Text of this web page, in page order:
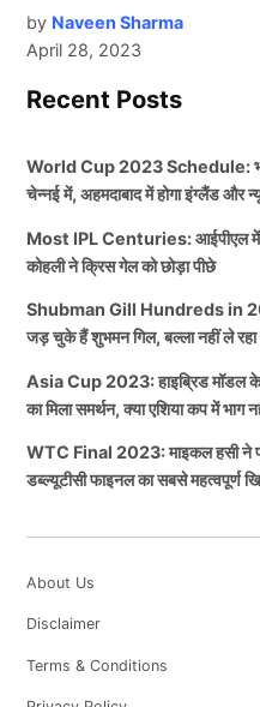
by Naveen Sharma
April 28, 2023
Recent Posts
World Cup 2023 Schedule:
चेन्नई में, अहमदाबाद में होगा इंग्लैंड और
Most IPL Centuries: आईपीएल में
कोहली ने क्रिस गेल को छोड़ा पीछे
Shubman Gill Hundreds in
जड़ चुके हैं शुभमन गिल, बल्ला नहीं ले
Asia Cup 2023: हाइब्रिड मॉडल के
का मिला समर्थन, क्या एशिया कप में भाग
WTC Final 2023: माइकल हसी ने
डब्ल्यूटीसी फाइनल का सबसे महत्वपूर्ण
About Us
Disclaimer
Terms & Conditions